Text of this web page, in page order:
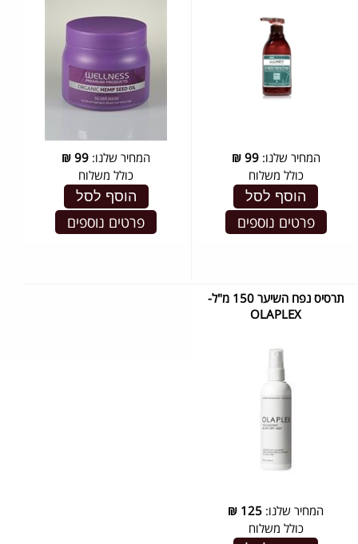
המחיר שלנו:99
₪
כולל משלוח
הוסף לסל
פרטים נוספים
המחיר שלנו: 99
₪
כולל משלוח
הוסף לסל
פרטים נוספים
תרסיס נפח השיער 150 מ"ל-
OLAPLEX
המחיר שלנו: 125
₪
כולל משלוח